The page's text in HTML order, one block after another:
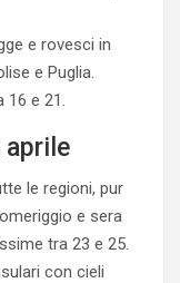
e rovesci in
e Puglia.
16 e 21.
aprile
le regioni, pur
e sera
tra 23 e 25.
con cieli